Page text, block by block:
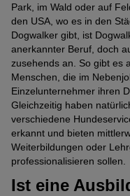
Park, im Wald oder auf
den USA, wo es in den
Dogwalker gibt, ist
anerkannter Beruf, doch
zusehends an. So gibt es
Menschen, die im
Einzelunternehmer ihren
Gleichzeitig haben
verschiedene
erkannt und bieten
Weiterbildungen oder
professionalisieren sollen.
Ist eine